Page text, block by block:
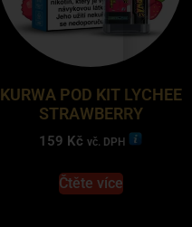
KURWA POD KIT LYCHEE
STRAWBERRY
159 Kč vč. DPH
Čtěte více